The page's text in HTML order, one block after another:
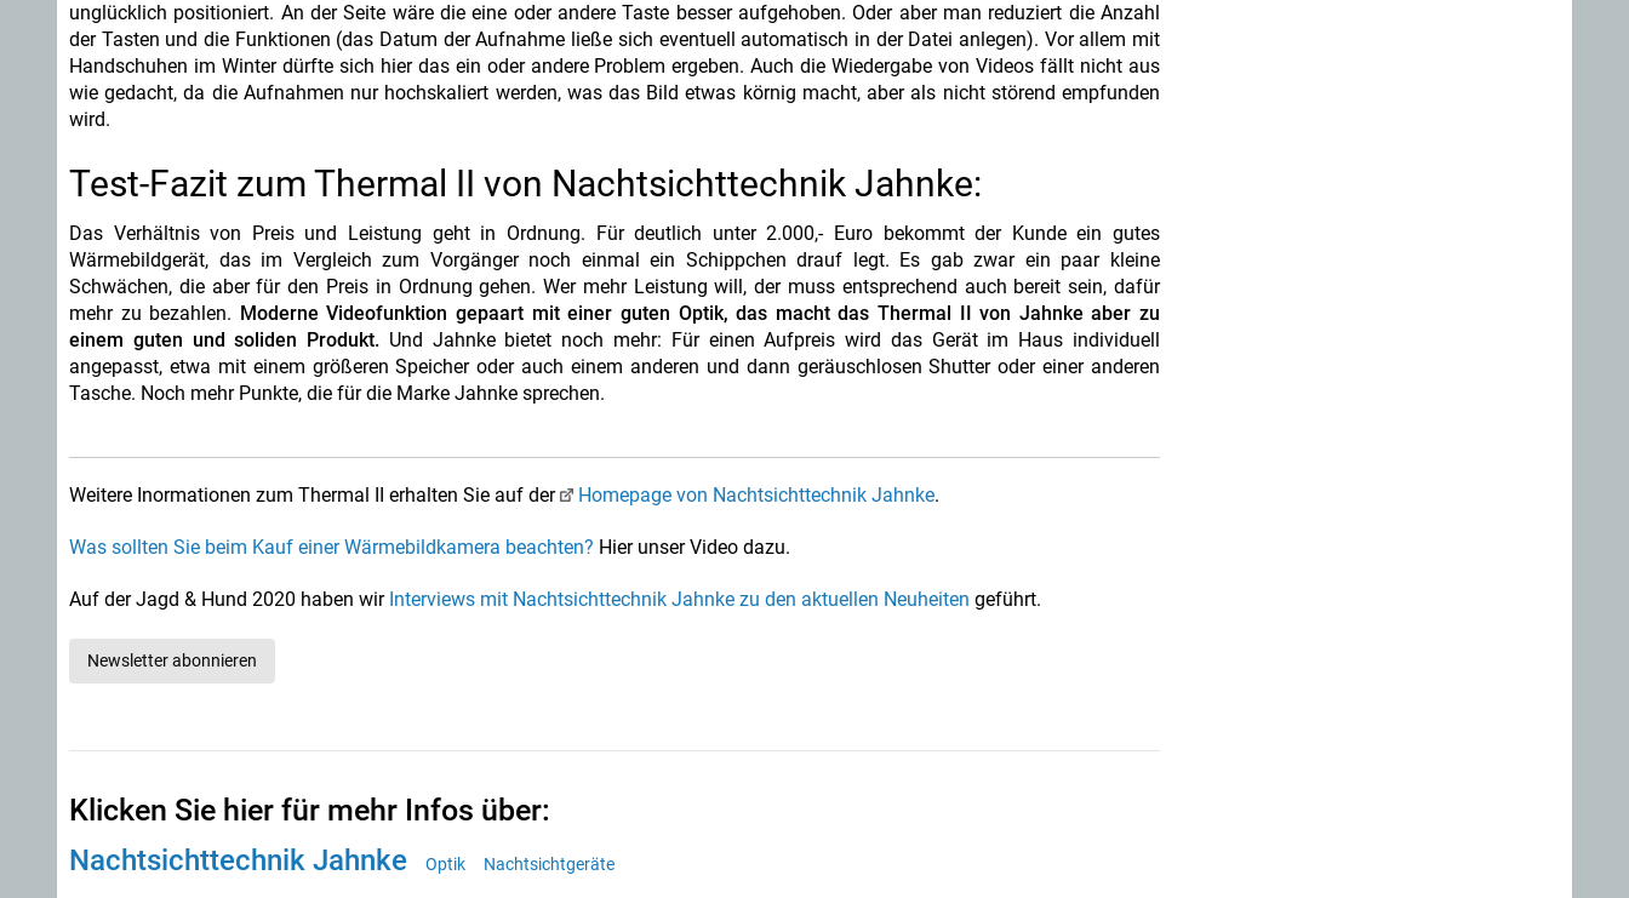
unglücklich positioniert. An der Seite wäre die eine oder andere Taste besser aufgehoben. Oder aber man reduziert die Anzahl
der Tasten und die Funktionen (das Datum der Aufnahme ließe sich eventuell automatisch in der Datei anlegen). Vor allem mit
Handschuhen im Winter dürfte sich hier das ein oder andere Problem ergeben. Auch die Wiedergabe von Videos fällt nicht aus
wie gedacht, da die Aufnahmen nur hochskaliert werden, was das Bild etwas körnig macht, aber als nicht störend empfunden
wird.
Test-Fazit zum Thermal II von Nachtsichttechnik Jahnke:
Das Verhältnis von Preis und Leistung geht in Ordnung. Für deutlich unter 2.000,- Euro bekommt der Kunde ein gutes
Wärmebildgerät, das im Vergleich zum Vorgänger noch einmal ein Schippchen drauf legt. Es gab zwar ein paar kleine
Schwächen, die aber für den Preis in Ordnung gehen. Wer mehr Leistung will, der muss entsprechend auch bereit sein, dafür
mehr zu bezahlen. Moderne Videofunktion gepaart mit einer guten Optik, das macht das Thermal II von Jahnke aber zu
einem guten und soliden Produkt. Und Jahnke bietet noch mehr: Für einen Aufpreis wird das Gerät im Haus individuell
angepasst, etwa mit einem größeren Speicher oder auch einem anderen und dann geräuschlosen Shutter oder einer anderen
Tasche. Noch mehr Punkte, die für die Marke Jahnke sprechen.
Weitere Inormationen zum Thermal II erhalten Sie auf der Homepage von Nachtsichttechnik Jahnke.
Was sollten Sie beim Kauf einer Wärmebildkamera beachten? Hier unser Video dazu.
Auf der Jagd & Hund 2020 haben wir Interviews mit Nachtsichttechnik Jahnke zu den aktuellen Neuheiten geführt.
Newsletter abonnieren
Klicken Sie hier für mehr Infos über:
Nachtsichttechnik Jahnke Optik Nachtsichtgeräte